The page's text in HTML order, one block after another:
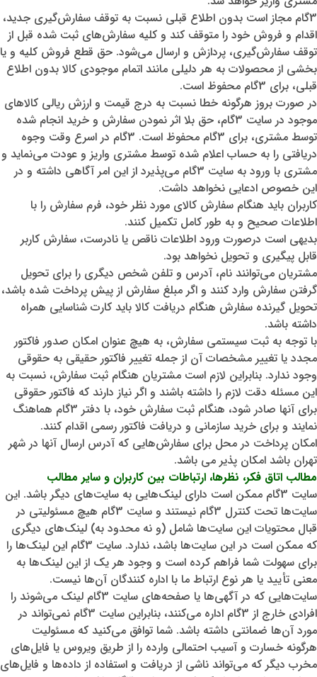
3گام مجاز است بدون اطلاع قبلی نسبت به توقف سفارش‌‏گیری جدید،
اقدام و فروش خود را متوقف کند و کلیه سفارش‌‏های ثبت شده قبل از
توقف سفارش‌‏گیری، پردازش و ارسال می‌‏شود. حق قطع فروش کلیه و یا
بخشی از محصولات به هر دلیلی مانند اتمام موجودی کالا بدون اطلاع
قبلی، برای 3گام محفوظ است.
در صورت بروز هرگونه خطا نسبت به درج قیمت و ارزش ریالی کالاهای
موجود در سایت 3گام، حق بلا اثر نمودن سفارش و خرید انجام شده
توسط مشتری، برای 3گام محفوظ است. 3گام در اسرع وقت وجوه
دریافتی را به حساب اعلام شده توسط مشتری واریز و عودت می‌نماید و
مشتری با ورود به سایت 3گام می‌پذیرد از این امر آگاهی داشته و در
این خصوص ادعایی نخواهد داشت.
کاربران باید هنگام سفارش کالای مورد نظر خود، فرم سفارش را با
اطلاعات صحیح و به طور کامل تکمیل کنند.
بدیهی است درصورت ورود اطلاعات ناقص یا نادرست، سفارش کاربر
قابل پیگیری و تحویل نخواهد بود.
مشتریان می‌توانند نام، آدرس و تلفن شخص دیگری را برای تحویل
گرفتن سفارش وارد کنند و اگر مبلغ سفارش از پیش پرداخت شده باشد،
تحویل گیرنده سفارش هنگام دریافت کالا باید کارت شناسایی همراه
داشته باشد.
با توجه به ثبت سیستمی سفارش، به هیچ عنوان امکان صدور فاکتور
مجدد یا تغییر مشخصات آن از جمله تغییر فاکتور حقیقی به حقوقی
وجود ندارد. بنابراین لازم است مشتریان هنگام ثبت سفارش، نسبت به
این مسئله دقت لازم را داشته باشند و اگر نیاز دارند که فاکتور حقوقی
برای آنها صادر شود، هنگام ثبت سفارش خود، با دفتر 3گام هماهنگ
نمایند و برای خرید سازمانی و دریافت فاکتور رسمی اقدام کنند.
امکان پرداخت در محل برای سفارش‌هایی که آدرس ارسال آنها در شهر
تهران باشد امکان پذیر می باشد.
مطالب اتاق فکر، نظرها، ارتباطات بین کاربران و سایر مطالب
سایت 3گام ممکن است دارای لینک‌هایی به سایت‌های دیگر باشد. این
سایت‌ها تحت کنترل 3گام نیستند و سایت 3گام هیچ مسئولیتی در
قبال محتویات این سایت‌ها شامل (و نه محدود به) لینک‌های دیگری
که ممکن است در این سایت‌ها باشد، ندارد. سایت 3گام این لینک‌ها را
برای سهولت شما فراهم کرده است و وجود هر یک از این لینک‌ها به
معنی تأیید یا هر نوع ارتباط ما با اداره‌ کنندگان آن‌ها نیست.
سایت‌هایی که در آگهی‌ها یا صفحه‌های سایت 3گام لینک می‌شوند را
افرادی خارج از 3گام اداره می‌کنند، بنابراین سایت 3گام نمی‌تواند در
مورد آن‌ها ضمانتی داشته باشد. شما توافق می‌کنید که مسئولیت
هرگونه خسارت و آسیب احتمالی وارده را از طریق ویروس یا فایل‌های
مخرب دیگر که می‌تواند ناشی از دریافت و استفاده از داده‌ها و فایل‌های